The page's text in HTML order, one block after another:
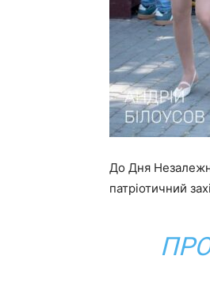
До Дня
патріотичний